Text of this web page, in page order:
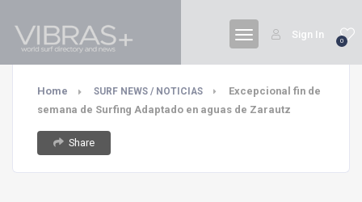
0
Sign In
Home SURF NEWS / NOTICIAS
Excepcional fin de
semana de Surfing Adaptado en aguas de Zarautz
Share